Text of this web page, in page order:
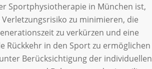
Sportphysiotherapie in München ist,
Verletzungsrisiko zu minimieren, die
zu verkürzen und eine
Rückkehr in den Sport zu ermöglichen
Berücksichtigung der individuellen